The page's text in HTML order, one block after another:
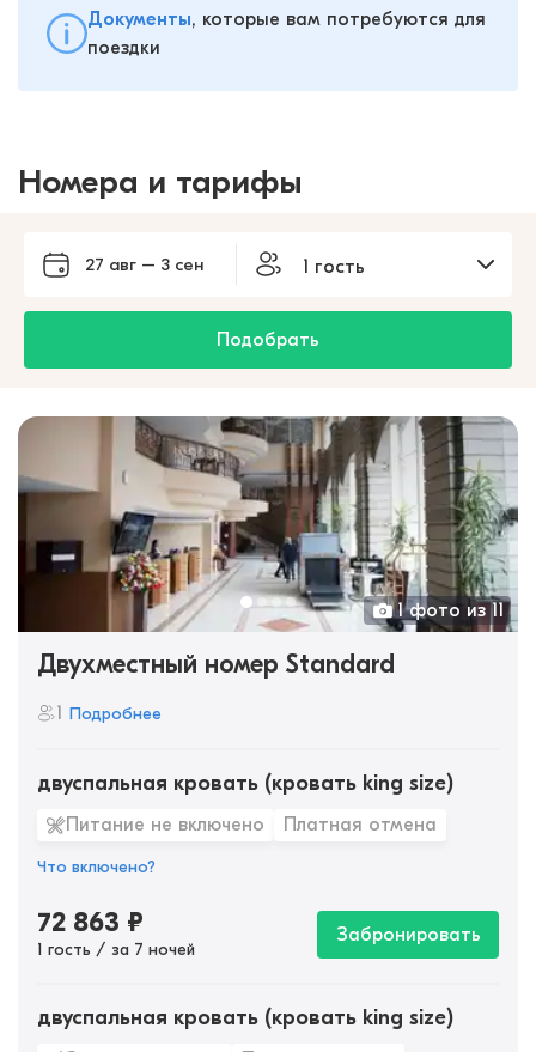
Документы, которые вам потребуются для
поездки
Номера и тарифы
27 авг – 3 сен 1 гость
Подобрать
1 фото из 11
Двухместный номер Standard
1 Подробнее
двуспальная кровать (кровать king size)
Питание не включено Платная отмена
Что включено?
72 863 ₽
1 гость / за 7 ночей
Забронировать
двуспальная кровать (кровать king size)